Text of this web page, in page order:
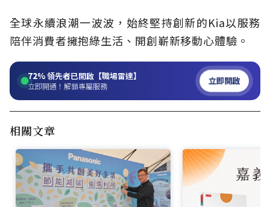
全球永續浪潮一波波，始終堅持創新的Kia以服務
陪伴消費者擁抱綠生活、開創嶄新移動心體驗。
72%領先者已開啟【職場雷達】
立即開通！解鎖專屬服務 立即開啟
相關文章